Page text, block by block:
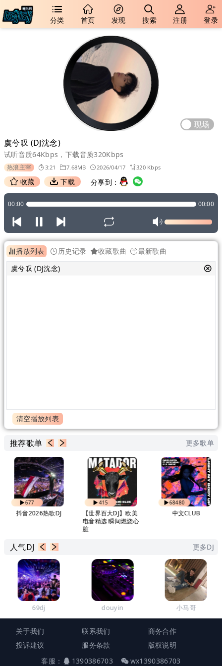
分类 首页 发现 搜索 注册 登录
现场
虞兮叹 (DJ沈念)
试听音质64Kbps，下载音质320Kbps
热浪主宰 3:21 7.68MB 2026/04/17 320 Kbps
收藏 下载 分享到：
00:00 00:00
播放列表 历史记录 收藏歌曲
最新歌曲
虞兮叹 (DJ沈念)
清空播放列表
推荐歌单 更多歌单
677
抖音2026热歌DJ
415
【世界百大DJ】欧美
电音精选 瞬间燃烧心
脏
68480
中文CLUB
人气DJ 更多DJ
69dj douyin 小马哥
关于我们 联系我们
商务合作
投诉建议
服务条款
版权说明
客服：
1390386703 wx1390386703